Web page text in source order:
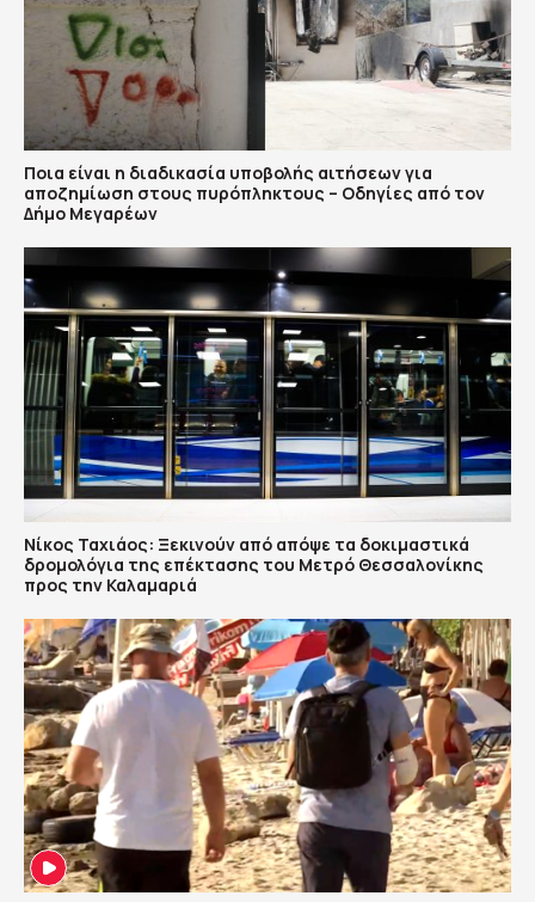
Ποια είναι η διαδικασία υποβολής αιτήσεων για
αποζημίωση στους πυρόπληκτους – Οδηγίες από τον
Δήμο Μεγαρέων
Νίκος Ταχιάος: Ξεκινούν από απόψε τα δοκιμαστικά
δρομολόγια της επέκτασης του Μετρό Θεσσαλονίκης
προς την Καλαμαριά